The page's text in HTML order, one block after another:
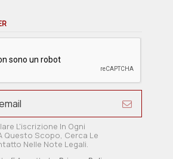
L'iscrizione In Ogni
Questo Scopo, Cerca Le
Nelle Note Legali.